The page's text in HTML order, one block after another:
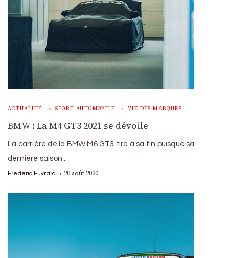
ACTUALITÉ SPORT AUTOMOBILE VIE DES MARQUES
BMW : La M4 GT3 2021 se dévoile
La carrière de la BMW M6 GT3 tire à sa fin puisque sa
dernière saison …
Frédéric Euvrard 20 août 2020